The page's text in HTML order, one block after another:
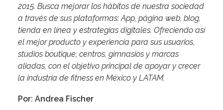
2015. Busca mejorar los hábitos de nuestra sociedad
a través de sus plataformas: App, página web, blog,
tienda en línea y estrategias digitales. Ofreciendo así
el mejor producto y experiencia para sus usuarios,
studios boutique, centros, gimnasios y marcas
aliadas, con el objetivo principal de apoyar y crecer
la industria de fitness en México y LATAM.
Por: Andrea Fischer